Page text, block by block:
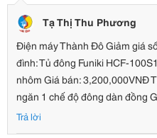
Tạ Thị Thu Phương
Điện máy Thành Đô Giảm giá
đình: Tủ đông Funiki HCF-
nhôm Giá bán: 3,200,000VNĐ
ngăn 1 chế độ đông dàn đồng
Trả lời